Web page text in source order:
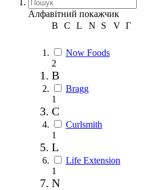
Алфавітний покажчик
B
C L N S V Г
Now Foods
2
B
Bragg
1
C
Curlsmith
1
L
Life Extension
1
N